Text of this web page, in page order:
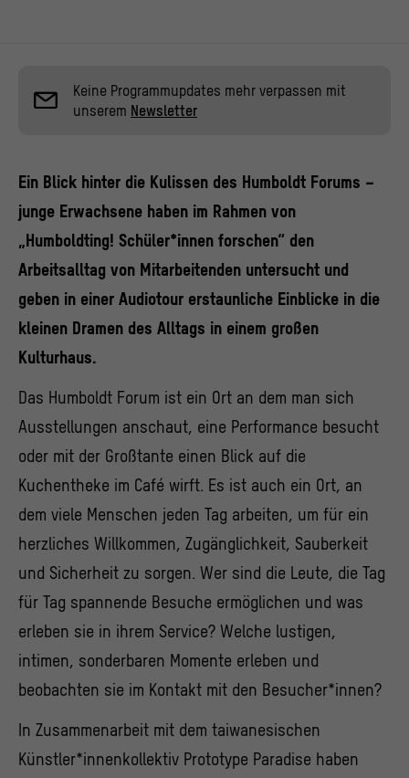
Keine Programmupdates mehr verpassen mit
unserem Newsletter
Ein Blick hinter die Kulissen des Humboldt Forums –
junge Erwachsene haben im Rahmen von
„Humboldting! Schüler*innen forschen“ den
Arbeitsalltag von Mitarbeitenden untersucht und
geben in einer Audiotour erstaunliche Einblicke in die
kleinen Dramen des Alltags in einem großen
Kulturhaus.
Das Humboldt Forum ist ein Ort an dem man sich
Ausstellungen anschaut, eine Performance besucht
oder mit der Großtante einen Blick auf die
Kuchentheke im Café wirft. Es ist auch ein Ort, an
dem viele Menschen jeden Tag arbeiten, um für ein
herzliches Willkommen, Zugänglichkeit, Sauberkeit
und Sicherheit zu sorgen. Wer sind die Leute, die Tag
für Tag spannende Besuche ermöglichen und was
erleben sie in ihrem Service? Welche lustigen,
intimen, sonderbaren Momente erleben und
beobachten sie im Kontakt mit den Besucher*innen?
In Zusammenarbeit mit dem taiwanesischen
Künstler*innenkollektiv Prototype Paradise haben